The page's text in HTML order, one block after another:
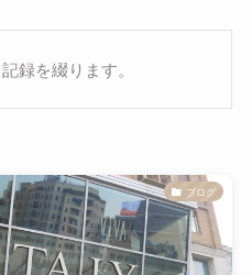
録を綴ります。
ブログ